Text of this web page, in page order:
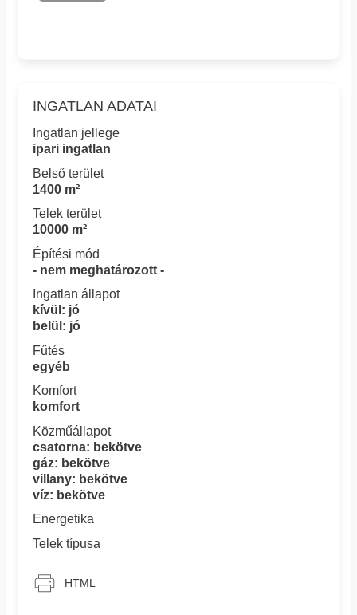
INGATLAN ADATAI
Ingatlan jellege
ipari ingatlan
Belső terület
1400 m²
Telek terület
10000 m²
Építési mód
- nem meghatározott -
Ingatlan állapot
kívül: jó
belül: jó
Fűtés
egyéb
Komfort
komfort
Közműállapot
csatorna: bekötve
gáz: bekötve
villany: bekötve
víz: bekötve
Energetika
Telek típusa
HTML